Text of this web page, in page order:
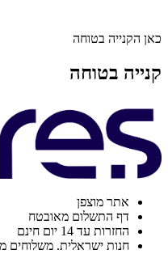
כאן הקנייה בטוחה
קנייה בטוחה
אתר מוצפן
דף התשלום מאובטח
החזרות עד 14 יום חינם
חנות ישראלית. משלוחים